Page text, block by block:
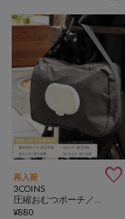
再入荷 
3COINS
¥880